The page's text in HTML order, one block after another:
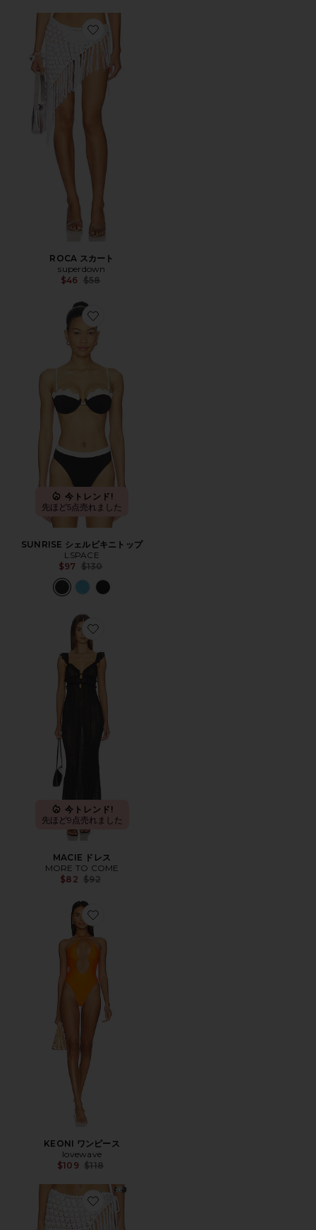
Favorite ROCA スカート
ROCA スカート
superdown
$46 Previous price:
$58
Favorite SUNRISE シェルビキニトップ
今トレンド!
先ほど5点売れました
SUNRISE シェルビキニトップ
LSPACE
$97 Previous price:
$130
Favorite MACIE ドレス
今トレンド!
先ほど9点売れました
MACIE ドレス
MORE TO COME
$82 Previous price:
$92
Favorite KEONI ワンピース
KEONI ワンピース
lovewave
$109 Previous price:
$118
Favorite ROCA スカート